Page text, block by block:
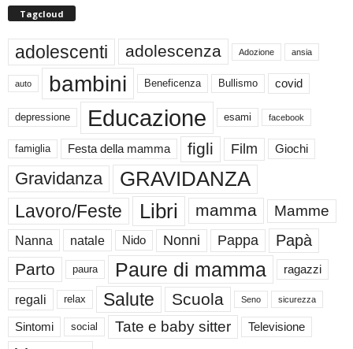
Tagcloud
adolescenti adolescenza Adozione ansia
auto bambini Beneficenza Bullismo covid
depressione Educazione esami facebook
famiglia Festa della mamma figli Film Giochi
Gravidanza GRAVIDANZA
Lavoro/Feste Libri mamma Mamme
Nanna natale Nido Nonni Pappa Papà
Parto paura Paure di mamma ragazzi
regali relax Salute Scuola Seno sicurezza
Sintomi social Tate e baby sitter Televisione